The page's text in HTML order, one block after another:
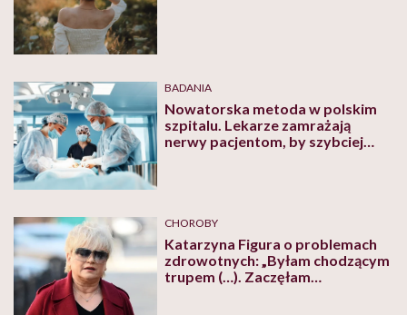
BADANIA
Nowatorska metoda w polskim
szpitalu. Lekarze zamrażają
nerwy pacjentom, by szybciej
CHOROBY
Katarzyna Figura o problemach
zdrowotnych: „Byłam chodzącym
trupem (…). Zaczęłam